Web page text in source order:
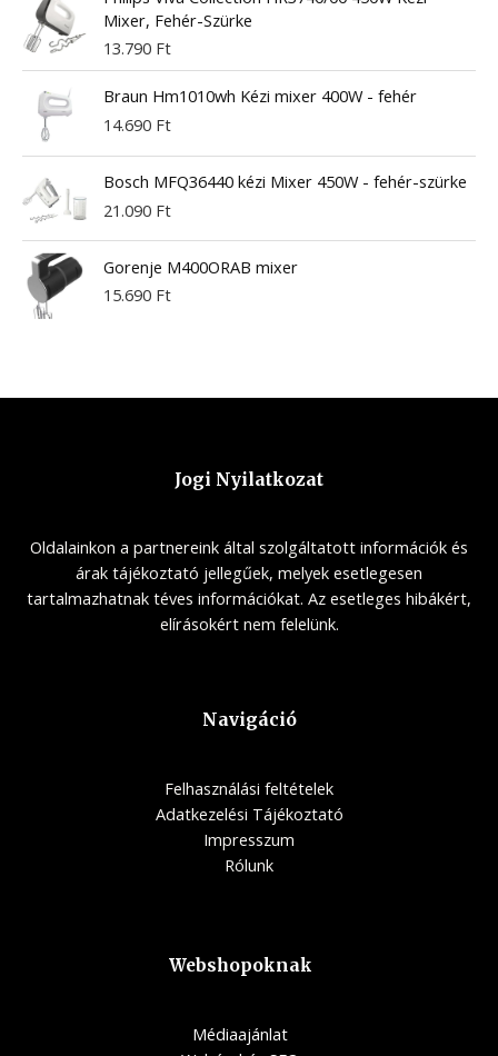
Mixer, Fehér-Szürke
13.790 Ft
Braun Hm1010wh Kézi mixer 400W - fehér
14.690 Ft
Bosch MFQ36440 kézi Mixer 450W - fehér-szürke
21.090 Ft
Gorenje M400ORAB mixer
15.690 Ft
Jogi Nyilatkozat
Oldalainkon a partnereink által szolgáltatott információk és
árak tájékoztató jellegűek, melyek esetlegesen
tartalmazhatnak téves információkat. Az esetleges hibákért,
elírásokért nem felelünk.
Navigáció
Felhasználási feltételek
Adatkezelési Tájékoztató
Impresszum
Rólunk
Webshopoknak
Médiaajánlat